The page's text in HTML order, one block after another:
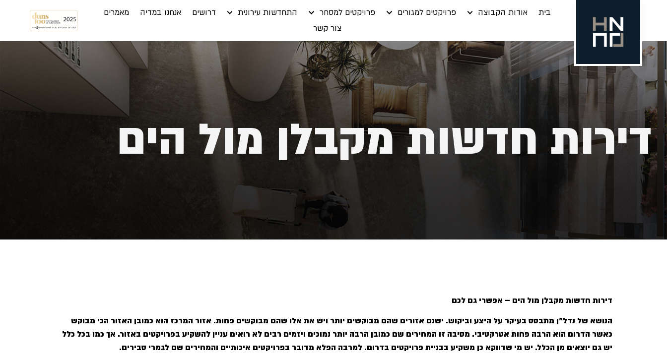
בית אודות הקבוצה פרויקטים למגורים פרויקטים למסחר התחדשות עירונית דרושים אנחנו במדיה
מאמרים
צור קשר
דירות חדשות מקבלן מול הים
דירות חדשות מקבלן מול הים – אפשרי גם לכם
הנושא של נדל”ן מתבסס בעיקר על היצע וביקוש. ישנם אזורים שהם מבוקשים יותר ויש את אלו שהם מבוקשים פחות. אזור המרכז הוא כמובן האזור הכי מבוקש
כאשר הדרום הוא הרבה פחות אטרקטיבי. מסיבה זו המחירים שם כמובן הרבה יותר נמוכים ויזמים רבים לא רואים עניין להשקיע בפרויקטים באזור. אך כמו בכל כלל
יש גם יוצאים מן הכלל. יש מי שדווקא כן משקיע בבניית פרויקטים בדרום. למרבה הפלא מדובר בפרויקטים איכותיים והמחירים שם לגמרי סבירים.